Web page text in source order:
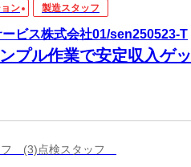
ン 製造スタッフ
ビス株式会社01/sen250523-T
プル作業で安定収入ゲッ
フ (3)点検スタッフ